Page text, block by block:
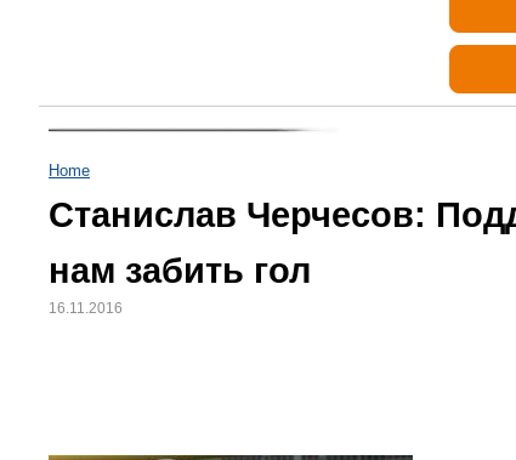
Home
Станислав Черчесов:
нам забить гол
16.11.2016